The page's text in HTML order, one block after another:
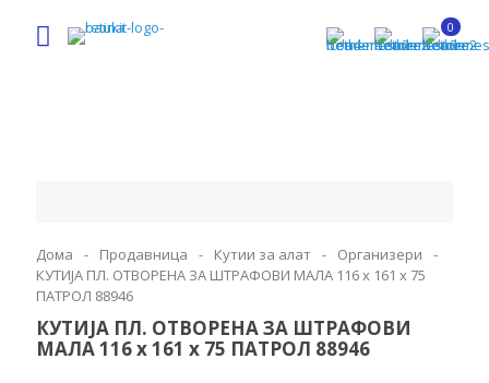
0
Дома - Продавница - Кутии за алат - Организери
-
КУТИЈА ПЛ. ОТВОРЕНА ЗА ШТРАФОВИ МАЛА 116 x 161 x 75
ПАТРОЛ 88946
КУТИЈА ПЛ. ОТВОРЕНА ЗА ШТРАФОВИ
МАЛА 116 x 161 x 75 ПАТРОЛ 88946